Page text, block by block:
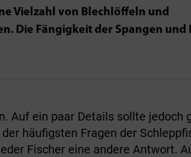
Vielzahl von Blechlöffeln und
Die Fängigkeit der Spangen und
Auf ein paar Details sollte jedoch
häufigsten Fragen der
Fischer eine andere Antwort.